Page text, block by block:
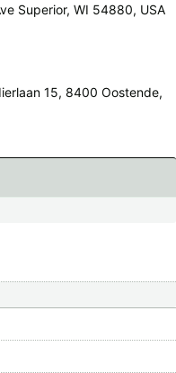
Superior, WI 54880, USA
15, 8400 Oostende,